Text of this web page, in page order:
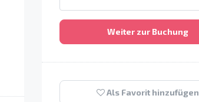
Weiter zur Buchung
Als Favorit hinzufügen